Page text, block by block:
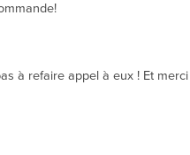
à refaire appel à eux ! Et merci